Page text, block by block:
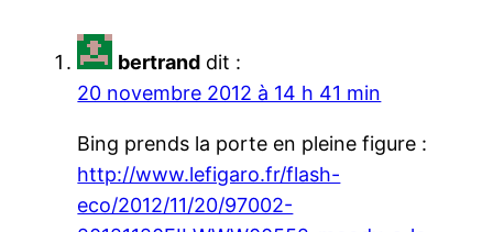
bertrand dit :
20 novembre 2012 à 14 h 41 min
Bing prends la porte en pleine figure :
http://www.lefigaro.fr/flash-
eco/2012/11/20/97002-